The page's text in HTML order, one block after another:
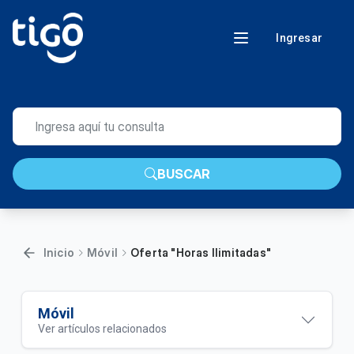
Ingresar
BUSCAR
Inicio Móvil Oferta "Horas Ilimitadas"
Móvil
Ver artículos relacionados